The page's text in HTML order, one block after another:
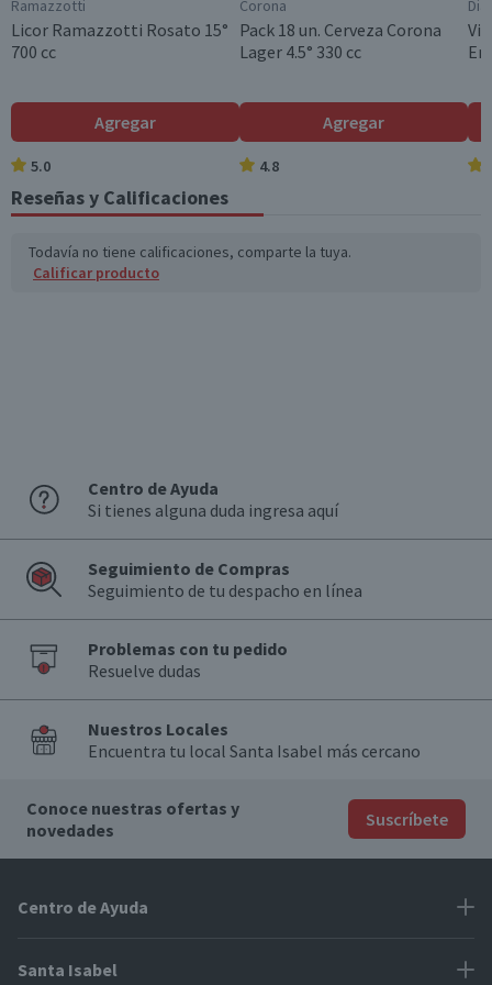
Sabor
Raspberry
Por Ley la venta de alcohol está prohibida para menores
de 18 años.
Garantía Mínima Legal
Ramazzotti
Licor Ramazzotti Rosato 15°
700 cc
Agregar
5.0
Corona
Pack 18 un. Cerveza Corona
Lager 4.5° 330 cc
Agregar
4.8
Reseñas y Calificaciones
Todavía no tiene calificaciones, comparte la tuya.
Calificar producto
Centro de Ayuda
Si tienes alguna duda ingresa aquí
Seguimiento de Compras
Seguimiento de tu despacho en línea
Problemas con tu pedido
Resuelve dudas
Nuestros Locales
Encuentra tu local Santa Isabel más cercano
Conoce nuestras ofertas y
novedades
Suscríbete
Centro de Ayuda
Problemas con tu pedido
Santa Isabel